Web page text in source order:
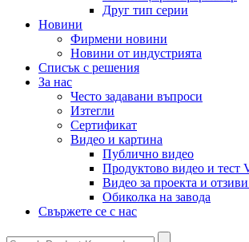
Друг тип серии
Новини
Фирмени новини
Новини от индустрията
Списък с решения
За нас
Често задавани въпроси
Изтегли
Сертификат
Видео и картина
Публично видео
Продуктово видео и тест
Видео за проекта и
Обиколка на завода
Свържете се с нас